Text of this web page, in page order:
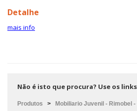
Detalhe
mais info
Não é isto que procura? Use os
Produtos > Mobiliario Juvenil - Rimobel